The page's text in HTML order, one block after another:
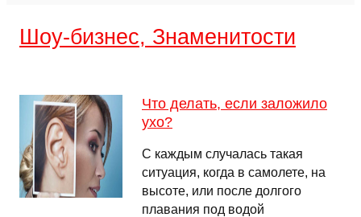
Шоу-бизнес, Знаменитости
Что делать, если заложило
ухо?
С каждым случалась такая
ситуация, когда в самолете, на
высоте, или после долгого
плавания под водой